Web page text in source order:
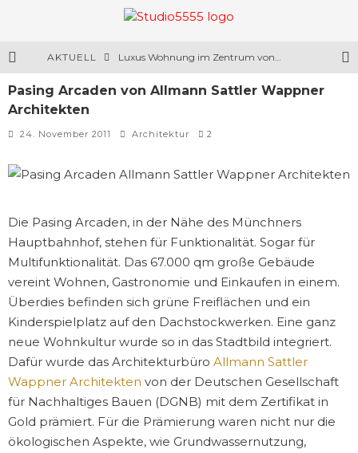
AKTUELL Luxus Wohnung im Zentrum von Barcelona
Spider Tisch mit 60 Tischbeinen
Pasing Arcaden von Allmann Sattler Wappner
Architekten
24. November 2011 Architektur 2
Die Pasing Arcaden, in der Nähe des Münchners
Hauptbahnhof, stehen für Funktionalität. Sogar für
Multifunktionalität. Das 67.000 qm große Gebäude
vereint Wohnen, Gastronomie und Einkaufen in einem.
Überdies befinden sich grüne Freiflächen und ein
Kinderspielplatz auf den Dachstockwerken. Eine ganz
neue Wohnkultur wurde so in das Stadtbild integriert.
Dafür wurde das Architekturbüro Allmann Sattler
Wappner Architekten von der Deutschen Gesellschaft
für Nachhaltiges Bauen (DGNB) mit dem Zertifikat in
Gold prämiert. Für die Prämierung waren nicht nur die
ökologischen Aspekte, wie Grundwassernutzung,